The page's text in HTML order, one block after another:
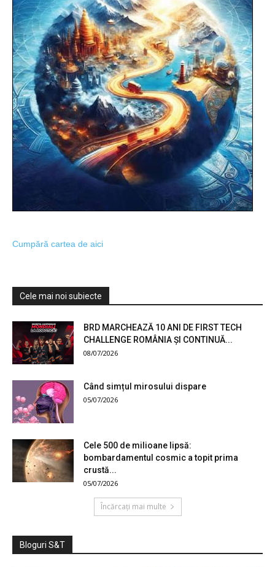
Cumpără cartea de aici
Cele mai noi subiecte
BRD MARCHEAZĂ 10 ANI DE FIRST TECH
CHALLENGE ROMÂNIA ȘI CONTINUĂ...
08/07/2026
Când simțul mirosului dispare
05/07/2026
Cele 500 de milioane lipsă:
bombardamentul cosmic a topit prima
crustă...
05/07/2026
Încărcați mai multe
Bloguri S&T